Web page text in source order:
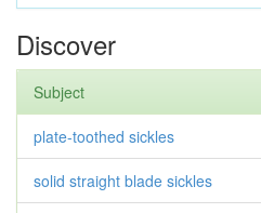
Discover
Subject
plate-toothed sickles
solid straight blade sickles